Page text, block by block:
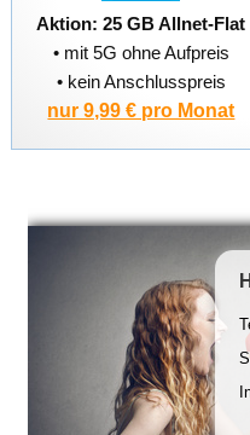
Aktion: 25 GB Allnet-Flat
• mit 5G ohne Aufpreis
• kein Anschlusspreis
nur 9,99 € pro Monat